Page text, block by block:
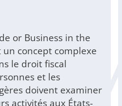
or Business in the
concept complexe
le droit fiscal
et les
doivent examiner
activités aux États-